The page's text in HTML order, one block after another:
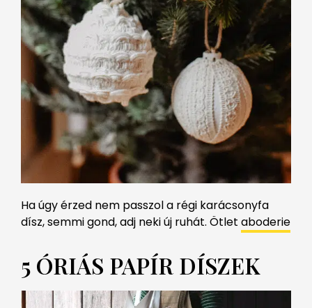
Ha úgy érzed nem passzol a régi karácsonyfa
dísz, semmi gond, adj neki új ruhát. Ötlet aboderie
5 ÓRIÁS PAPÍR DÍSZEK